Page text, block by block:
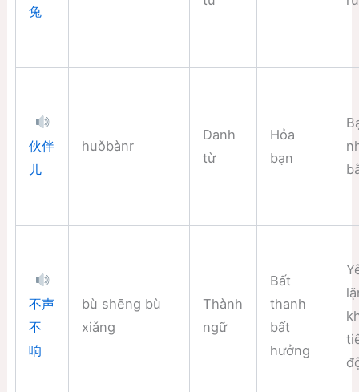
兔
伙伴
儿
huǒbànr
Danh
từ
Hỏa
bạn
不声
不
响
bù shēng bù
xiǎng
Thành
ngữ
Bất
thanh
bất
hưởng